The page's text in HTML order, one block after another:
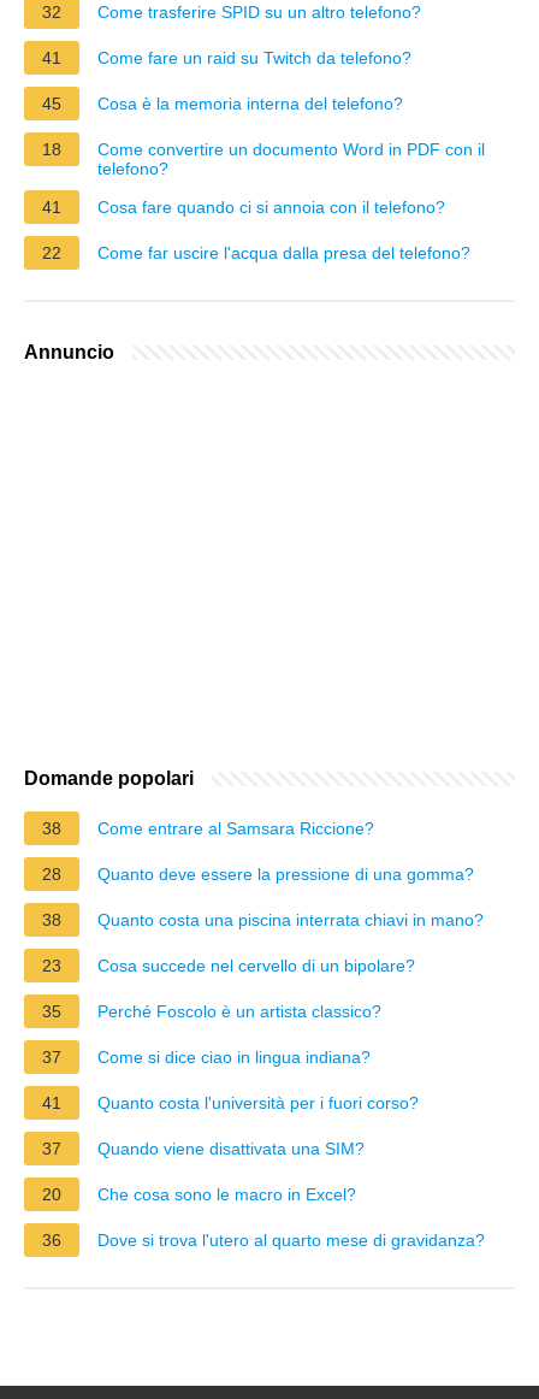
32 Come trasferire SPID su un altro telefono?
41 Come fare un raid su Twitch da telefono?
45 Cosa è la memoria interna del telefono?
18
Come convertire un documento Word in PDF con il
telefono?
41
Cosa fare quando ci si annoia con il telefono?
22 Come far uscire l'acqua dalla presa del telefono?
Annuncio
Domande popolari
38 Come entrare al Samsara Riccione?
28 Quanto deve essere la pressione di una gomma?
38 Quanto costa una piscina interrata chiavi in mano?
23 Cosa succede nel cervello di un bipolare?
35 Perché Foscolo è un artista classico?
37 Come si dice ciao in lingua indiana?
41 Quanto costa l'università per i fuori corso?
37 Quando viene disattivata una SIM?
20 Che cosa sono le macro in Excel?
36 Dove si trova l'utero al quarto mese di gravidanza?